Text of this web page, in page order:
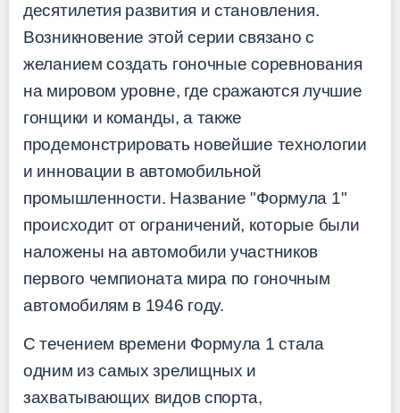
десятилетия развития и становления.
Возникновение этой серии связано с
желанием создать гоночные соревнования
на мировом уровне, где сражаются лучшие
гонщики и команды, а также
продемонстрировать новейшие технологии
и инновации в автомобильной
промышленности. Название "Формула 1"
происходит от ограничений, которые были
наложены на автомобили участников
первого чемпионата мира по гоночным
автомобилям в 1946 году.
С течением времени Формула 1 стала
одним из самых зрелищных и
захватывающих видов спорта,